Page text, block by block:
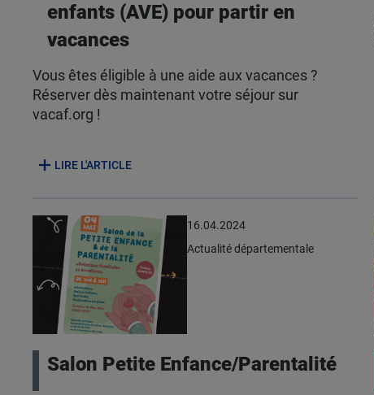
enfants (AVE) pour partir en
vacances
Vous êtes éligible à une aide aux vacances ?
Réserver dès maintenant votre séjour sur
vacaf.org !
LIRE L'ARTICLE
16.04.2024
Actualité départementale
Salon Petite Enfance/Parentalité